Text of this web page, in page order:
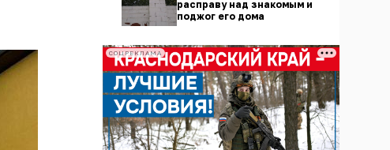
расправу над знакомым и
поджог его дома
СОЦРЕКЛАМА